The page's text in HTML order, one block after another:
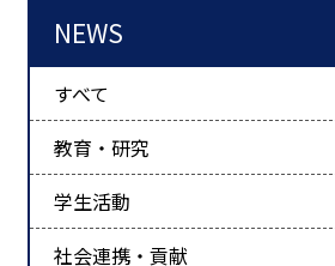
NEWS
すべて
教育・研究
学生活動
社会連携・貢献